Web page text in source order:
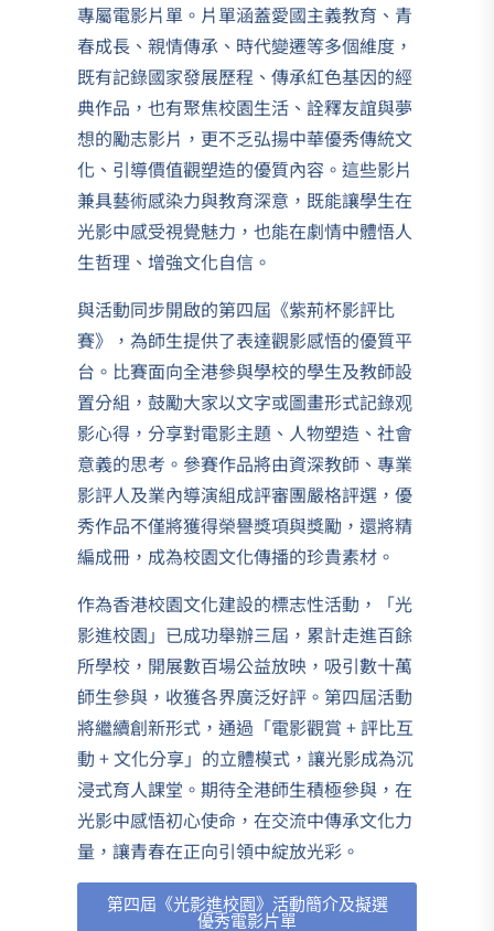
專屬電影片單。片單涵蓋愛國主義教育、青
春成長、親情傳承、時代變遷等多個維度，
既有記錄國家發展歷程、傳承紅色基因的經
典作品，也有聚焦校園生活、詮釋友誼與夢
想的勵志影片，更不乏弘揚中華優秀傳統文
化、引導價值觀塑造的優質內容。這些影片
兼具藝術感染力與教育深意，既能讓學生在
光影中感受視覺魅力，也能在劇情中體悟人
生哲理、增強文化自信。
與活動同步開啟的第四屆《紫荊杯影評比
賽》，為師生提供了表達觀影感悟的優質平
台。比賽面向全港參與學校的學生及教師設
置分組，鼓勵大家以文字或圖畫形式記錄观
影心得，分享對電影主題、人物塑造、社會
意義的思考。參賽作品將由資深教師、專業
影評人及業內導演組成評審團嚴格評選，優
秀作品不僅將獲得榮譽獎項與獎勵，還將精
編成冊，成為校園文化傳播的珍貴素材。
作為香港校園文化建設的標志性活動，「光
影進校園」已成功舉辦三屆，累計走進百餘
所學校，開展數百場公益放映，吸引數十萬
師生參與，收獲各界廣泛好評。第四屆活動
將繼續創新形式，通過「電影觀賞 + 評比互
動 + 文化分享」的立體模式，讓光影成為沉
浸式育人課堂。期待全港師生積極參與，在
光影中感悟初心使命，在交流中傳承文化力
量，讓青春在正向引領中綻放光彩。
第四屆《光影進校園》活動簡介及擬選
優秀電影片單